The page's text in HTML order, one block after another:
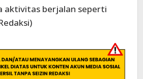
aktivitas berjalan seperti